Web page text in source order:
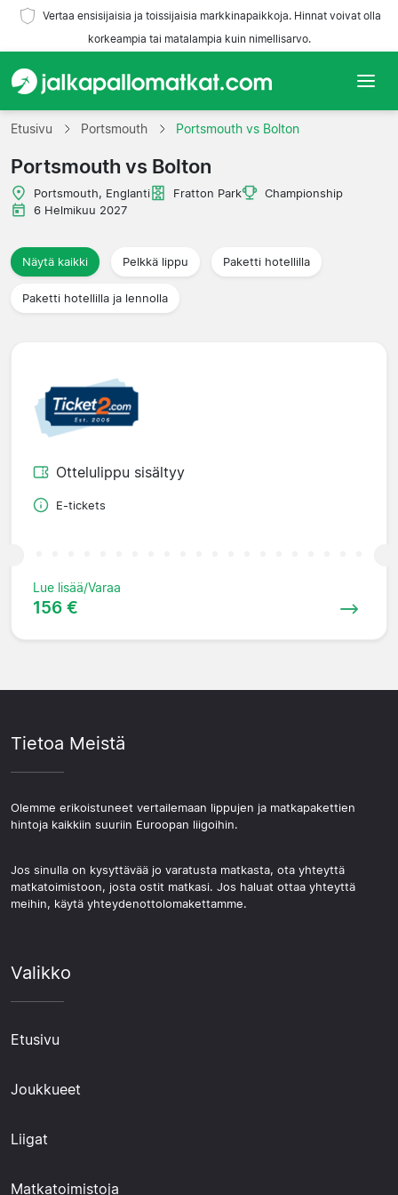
Vertaa ensisijaisia ja toissijaisia markkinapaikkoja. Hinnat voivat olla
korkeampia tai matalampia kuin nimellisarvo.
Etusivu
Joukkueet
Liigat
Matkatoimistoja
Etusivu Portsmouth Portsmouth vs Bolton
Portsmouth vs Bolton
Portsmouth, Englanti Fratton Park
Championship
6 Helmikuu 2027
Näytä kaikki Pelkkä lippu Paketti hotellilla
Paketti hotellilla ja lennolla
Ottelulippu sisältyy
E-tickets
Lue lisää/Varaa
156 €
Tietoa Meistä
Olemme erikoistuneet vertailemaan lippujen ja matkapakettien
hintoja kaikkiin suuriin Euroopan liigoihin.
Jos sinulla on kysyttävää jo varatusta matkasta, ota yhteyttä
matkatoimistoon, josta ostit matkasi. Jos haluat ottaa yhteyttä
meihin, käytä yhteydenottolomakettamme.
Valikko
Etusivu
Joukkueet
Liigat
Matkatoimistoja